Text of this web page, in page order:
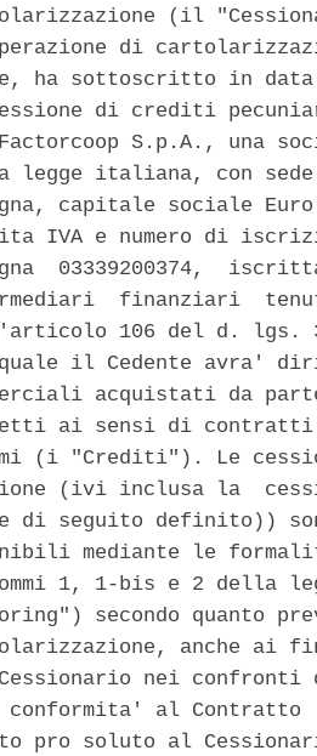
(il
di
ha sottoscritto in data
di crediti
S.p.A., una
legge italiana, con
capitale sociale
IVA e numero di
03339200374,
finanziari
106 del d. lgs.
il Cedente avra'
acquistati da
ai sensi di
(i "Crediti"). Le
(ivi inclusa la
di seguito definito))
mediante le
1, 1-bis e 2 della
secondo quanto
anche ai
nei
conformita' al Contratto
pro soluto al